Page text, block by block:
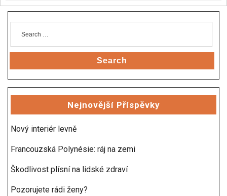
Search
Nejnovější Příspěvky
Nový interiér levně
Francouzská Polynésie: ráj na zemi
Škodlivost plísní na lidské zdraví
Pozorujete rádi ženy?